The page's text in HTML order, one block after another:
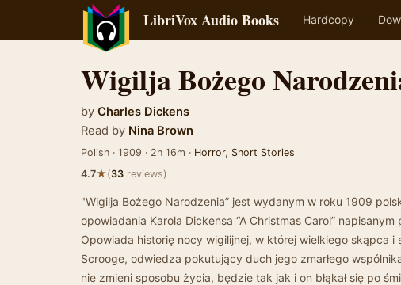
LibriVox Audio Books Hardcopy
Wigilja Bożego
by Charles Dickens
Read by Nina Brown
Polish · 1909 · 2h 16m · Horror, Short Stories
4.7★(33 reviews)
"Wigilja Bożego Narodzenia” jest wydanym w roku 1909
opowiadania Karola Dickensa “A Christmas Carol”
Opowiada historiȩ nocy wigilijnej, w której wielkiego skąpca i
Scrooge, odwiedza pokutujący duch jego zmarłego
nie zmieni sposobu życia, bȩdzie tak jak i on błąkał siȩ po